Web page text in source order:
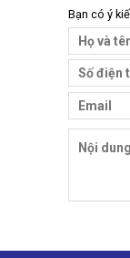
Bạn có ý